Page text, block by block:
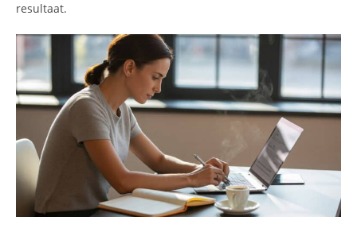
resultaat.